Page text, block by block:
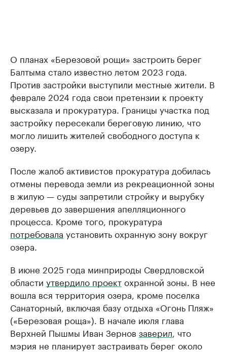
О планах «Березовой рощи» застроить берег
Балтыма стало известно летом 2023 года.
Против застройки выступили местные жители. В
феврале 2024 года свои претензии к проекту
высказала и прокуратура. Границы участка под
застройку пересекали береговую линию, что
могло лишить жителей свободного доступа к
озеру.
После жалоб активистов прокуратура добилась
отмены перевода земли из рекреационной зоны
в жилую — суды запретили стройку и вырубку
деревьев до завершения апелляционного
процесса. Кроме того, прокуратура
потребовала установить охранную зону вокруг
озера.
В июне 2025 года минприроды Свердловской
области утвердило проектохранной зоны. В нее
вошла вся территория озера, кроме поселка
Санаторный, включая базу отдыха «Огонь Пляж»
(«Березовая роща»). В начале июля глава
Верхней Пышмы Иван Зернов заверил , что
мэрия не планирует застраивать берег около